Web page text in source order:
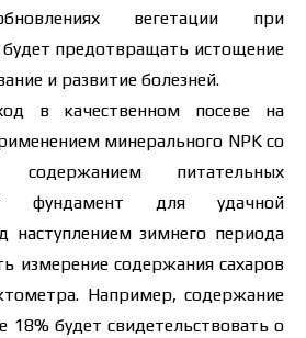
вегетации при
предотвращать истощение
и развитие болезней.
в качественном посеве на
минерального NPK со
содержанием питательных
фундамент для удачной
наступлением зимнего периода
измерение содержания сахаров
Например, содержание
18% будет свидетельствовать о